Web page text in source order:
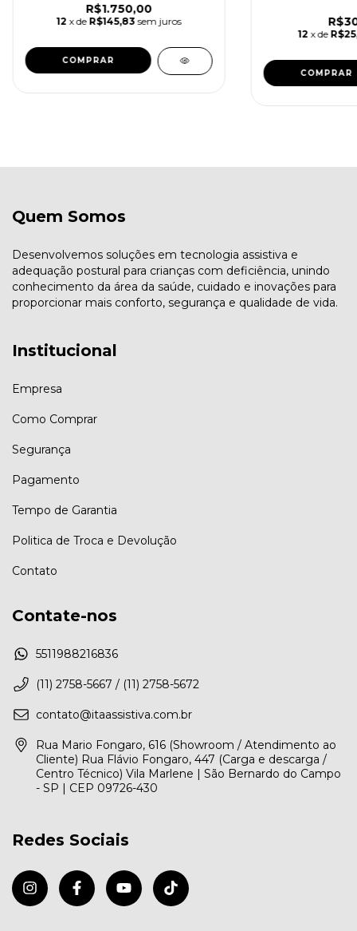
R$1.750,00
12 x de R$145,83 sem juros
12 x de
Quem Somos
Desenvolvemos soluções em tecnologia assistiva e
adequação postural para crianças com deficiência, unindo
conhecimento da área da saúde, cuidado e inovações para
proporcionar mais conforto, segurança e qualidade de vida.
Institucional
Empresa
Como Comprar
Segurança
Pagamento
Tempo de Garantia
Politica de Troca e Devolução
Contato
Contate-nos
5511988216836
(11) 2758-5667 / (11) 2758-5672
contato@itaassistiva.com.br
Rua Mario Fongaro, 616 (Showroom / Atendimento ao
Cliente) Rua Flávio Fongaro, 447 (Carga e descarga /
Centro Técnico) Vila Marlene | São Bernardo do Campo
- SP | CEP 09726-430
Redes Sociais